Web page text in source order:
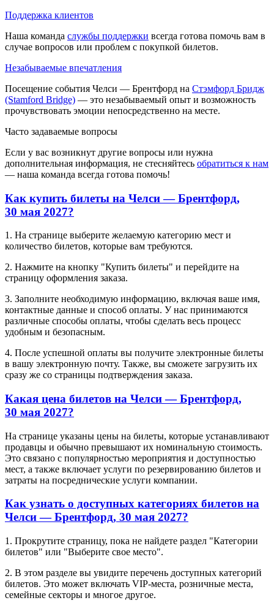
Поддержка клиентов
Наша команда службы поддержки всегда готова помочь вам в
случае вопросов или проблем с покупкой билетов.
Незабываемые впечатления
Посещение события Челси — Брентфорд на Стэмфорд Бридж
(Stamford Bridge) — это незабываемый опыт и возможность
прочувствовать эмоции непосредственно на месте.
Часто задаваемые вопросы
Если у вас возникнут другие вопросы или нужна
дополнительная информация, не стесняйтесь обратиться к нам
— наша команда всегда готова помочь!
Как купить билеты на Челси — Брентфорд,
30 мая 2027?
1. На странице выберите желаемую категорию мест и
количество билетов, которые вам требуются.
2. Нажмите на кнопку "Купить билеты" и перейдите на
страницу оформления заказа.
3. Заполните необходимую информацию, включая ваше имя,
контактные данные и способ оплаты. У нас принимаются
различные способы оплаты, чтобы сделать весь процесс
удобным и безопасным.
4. После успешной оплаты вы получите электронные билеты
в вашу электронную почту. Также, вы сможете загрузить их
сразу же со страницы подтверждения заказа.
Какая цена билетов на Челси — Брентфорд,
30 мая 2027?
На странице указаны цены на билеты, которые устанавливают
продавцы и обычно превышают их номинальную стоимость.
Это связано с популярностью мероприятия и доступностью
мест, а также включает услуги по резервированию билетов и
затраты на посреднические услуги компании.
Как узнать о доступных категориях билетов на
Челси — Брентфорд, 30 мая 2027?
1. Прокрутите страницу, пока не найдете раздел "Категории
билетов" или "Выберите свое место".
2. В этом разделе вы увидите перечень доступных категорий
билетов. Это может включать VIP-места, розничные места,
семейные секторы и многое другое.